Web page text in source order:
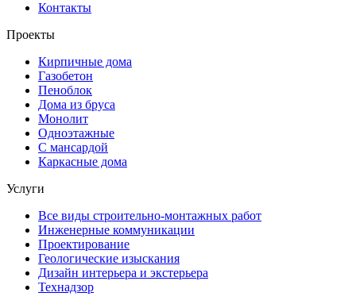
Контакты
Проекты
Кирпичные дома
Газобетон
Пеноблок
Дома из бруса
Монолит
Одноэтажные
С мансардой
Каркасные дома
Услуги
Все виды строительно-монтажных работ
Инженерные коммуникации
Проектирование
Геологические изыскания
Дизайн интерьера и экстерьера
Технадзор